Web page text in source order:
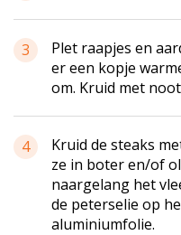
3
Plet raapjes en
er een kopje
om. Kruid met
4
Kruid de steaks
ze in boter en/of
naargelang het
de peterselie op
aluminiumfolie.